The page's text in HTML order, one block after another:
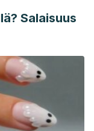
Salaisuus